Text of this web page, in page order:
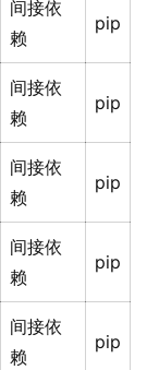
间接依
赖
pip
间接依
赖
pip
间接依
赖
pip
间接依
赖
pip
间接依
赖
pip